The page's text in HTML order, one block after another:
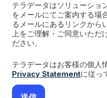
テラデータはソリューショ
をメールにてご案内する場
るメールにあるリンクから
上をご理解・ご同意いただ
ださい。
テラデータはお客様の個人
Privacy Statementに従っ